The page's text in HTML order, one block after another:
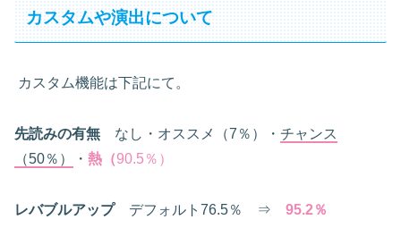
カスタムや演出について
カスタム機能は下記にて。
先読みの有無 なし・オススメ（7 ％）・ チャンス
（50％） ・ 熱（90.5 ％）
レバブルアップデフォルト 76.5％ ⇒ 95.2％